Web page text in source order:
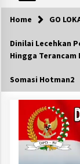
Home GO
Dinilai Lecehkan
Hingga Terancam
Somasi Hotman2